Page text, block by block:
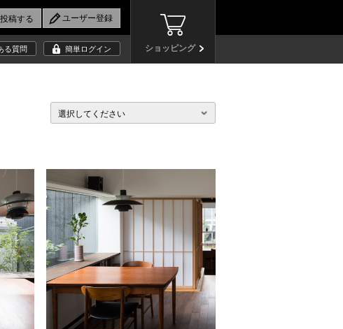
ショッピング
る質問 簡単ログイン
選択してください